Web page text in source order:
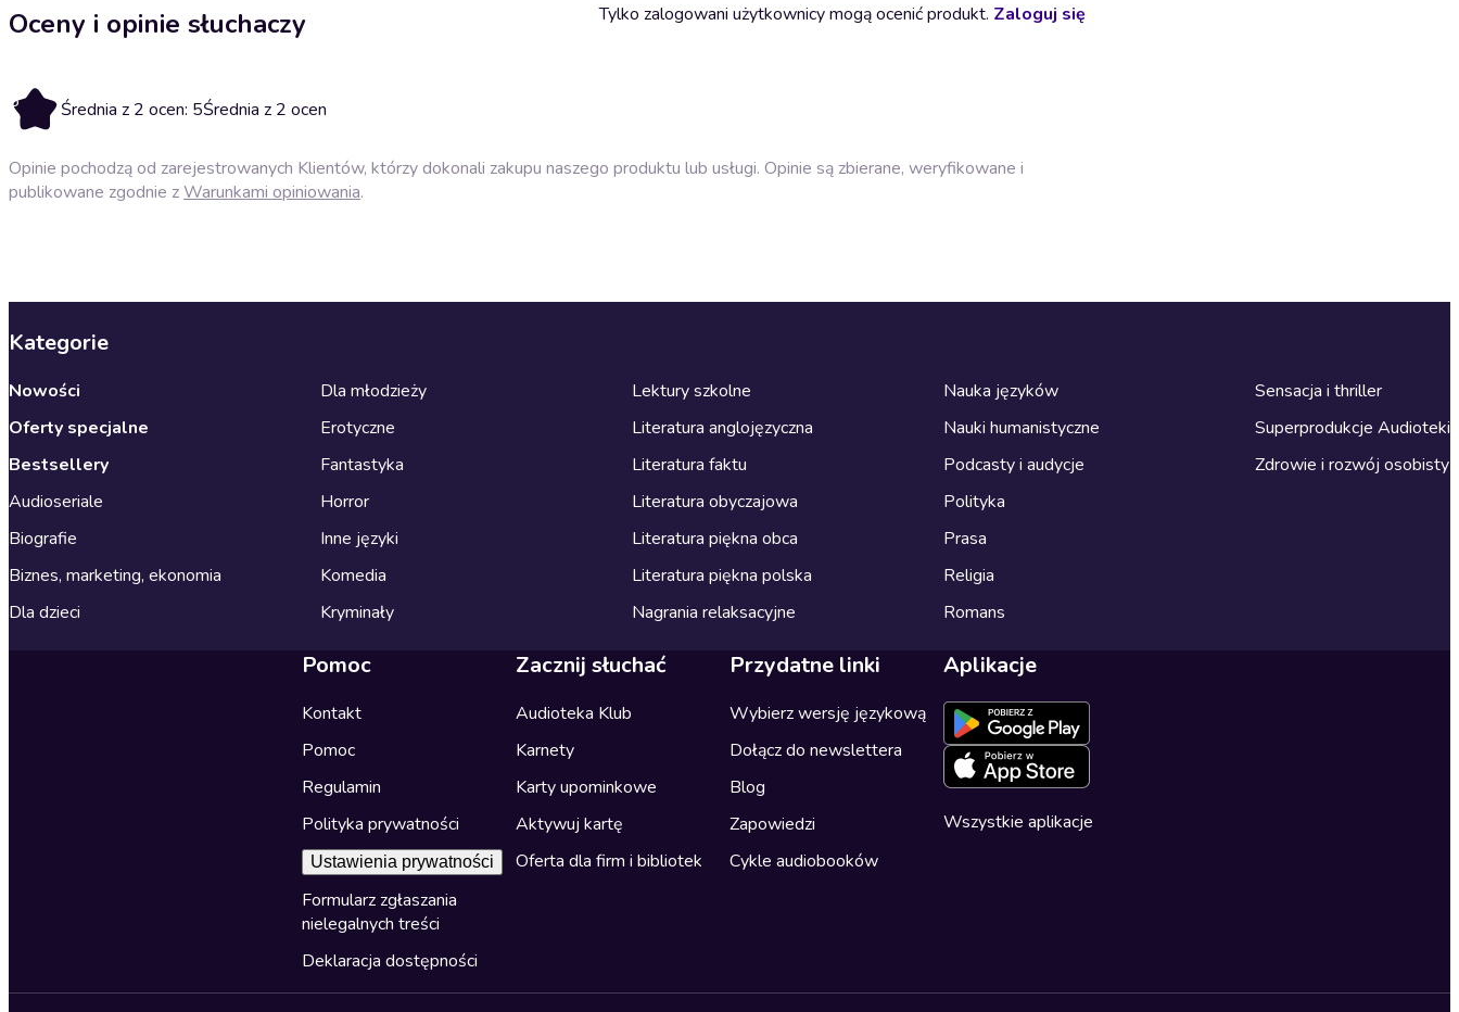
Oceny i opinie słuchaczy
5 Średnia z 2 ocen: 5Średnia z 2 ocen
Tylko zalogowani użytkownicy mogą ocenić produkt. Zaloguj się
Opinie pochodzą od zarejestrowanych Klientów, którzy dokonali zakupu naszego produktu lub usługi. Opinie są zbierane, weryfikowane i
publikowane zgodnie zWarunkami opiniowania.
Kategorie
Nowości
Oferty specjalne
Bestsellery
Audioseriale
Biografie
Biznes, marketing, ekonomia
Dla dzieci
Dla młodzieży
Erotyczne
Fantastyka
Horror
Inne języki
Komedia
Kryminały
Lektury szkolne
Literatura anglojęzyczna
Literatura faktu
Literatura obyczajowa
Literatura piękna obca
Literatura piękna polska
Nagrania relaksacyjne
Nauka języków
Nauki humanistyczne
Podcasty i audycje
Polityka
Prasa
Religia
Romans
Sensacja i thriller
Superprodukcje Audioteki
Zdrowie i rozwój osobisty
Pomoc
Kontakt
Pomoc
Regulamin
Polityka prywatności
Ustawienia prywatności
Formularz zgłaszania
nielegalnych treści
Deklaracja dostępności
Zacznij słuchać
Audioteka Klub
Karnety
Karty upominkowe
Aktywuj kartę
Oferta dla firm i bibliotek
Przydatne linki
Wybierz wersję językową
Dołącz do newslettera
Blog
Zapowiedzi
Cykle audiobooków
Aplikacje
Wszystkie aplikacje